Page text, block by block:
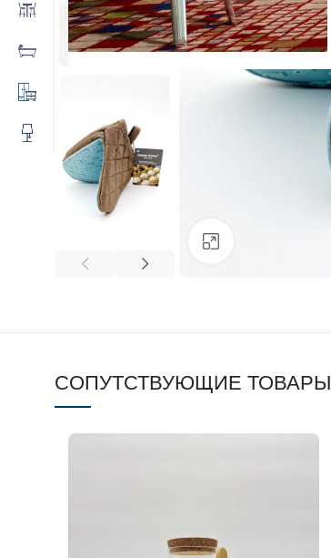
СОПУТСТВУЮЩИЕ ТОВАРЫ